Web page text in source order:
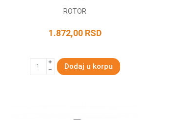
ROTOR
1.872,00 RSD
Dodaj u korpu